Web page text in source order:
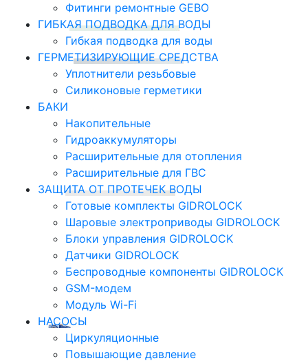
Фитинги ремонтные GEBO
ГИБКАЯ ПОДВОДКА ДЛЯ ВОДЫ
Гибкая подводка для воды
ГЕРМЕТИЗИРУЮЩИЕ СРЕДСТВА
Уплотнители резьбовые
Силиконовые герметики
БАКИ
Накопительные
Гидроаккумуляторы
Расширительные для отопления
Расширительные для ГВС
ЗАЩИТА ОТ ПРОТЕЧЕК ВОДЫ
Готовые комплекты GIDROLOCK
Шаровые электроприводы GIDROLOCK
Блоки управления GIDROLOCK
Датчики GIDROLOCK
Беспроводные компоненты GIDROLOCK
GSM-модем
Модуль Wi-Fi
НАСОСЫ
Циркуляционные
Повышающие давление